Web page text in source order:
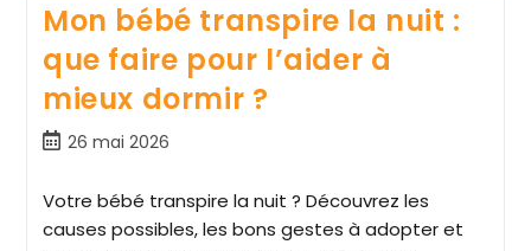
Mon bébé transpire la nuit :
que faire pour l’aider à
mieux dormir ?
26 mai 2026
Votre bébé transpire la nuit ? Découvrez les
causes possibles, les bons gestes à adopter et